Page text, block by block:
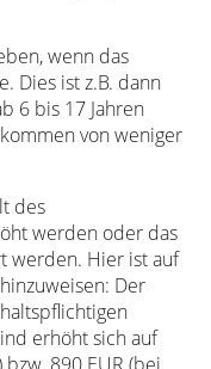
wenn das
Dies ist z.B. dann
6 bis 17 Jahren
von weniger
des
werden oder das
werden. Hier ist auf
Der
erhöht sich auf